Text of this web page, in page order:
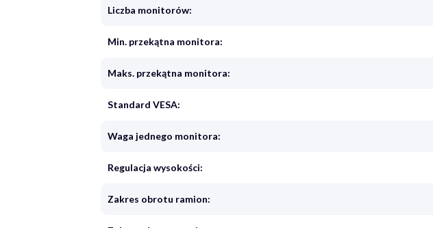
Liczba monitorów:
Min. przekątna monitora:
Maks. przekątna monitora:
Standard VESA:
Waga jednego monitora:
Regulacja wysokości:
Zakres obrotu ramion: